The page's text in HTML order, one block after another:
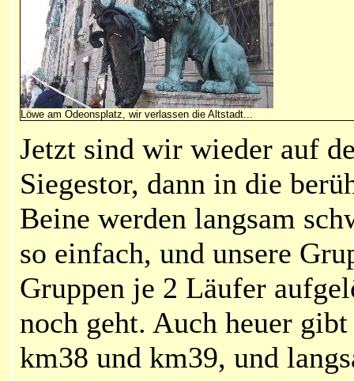
Löwe am Odeonsplatz, wir verlassen die Altstadt...
Jetzt sind wir wieder auf
Siegestor, dann in die
Beine werden langsam
so einfach, und unsere
Gruppen je 2 Läufer
noch geht. Auch heuer
km38 und km39, und